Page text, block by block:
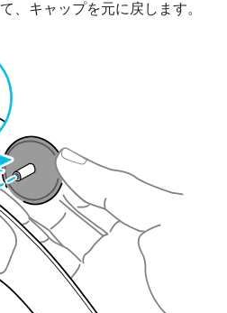
、キャップを元に戻します。